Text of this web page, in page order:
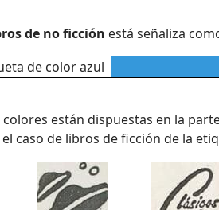
de no ficción está señaliza
de color azul
colores están dispuestas en la
caso de libros de ficción de la